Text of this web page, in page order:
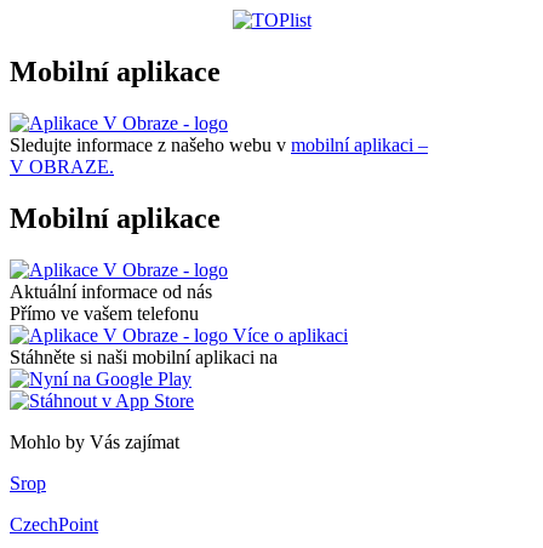
Mobilní aplikace
Sledujte informace z našeho webu v mobilní aplikaci –
V OBRAZE.
Mobilní aplikace
Aktuální informace od nás
Přímo ve vašem telefonu
Více o aplikaci
Stáhněte si naši mobilní aplikaci na
Mohlo by Vás zajímat
Srop
CzechPoint